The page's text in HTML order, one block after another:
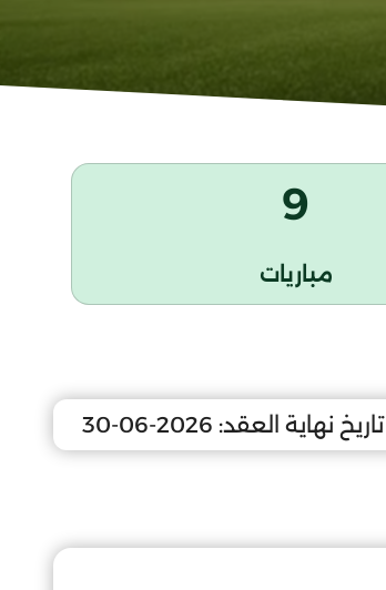
9
مباريات
تاريخ نهاية العقد: 2026-06-30